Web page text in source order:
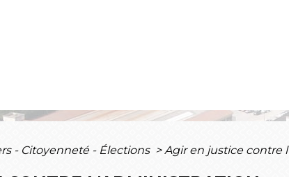
- Citoyenneté - Élections > Agir en justice contre